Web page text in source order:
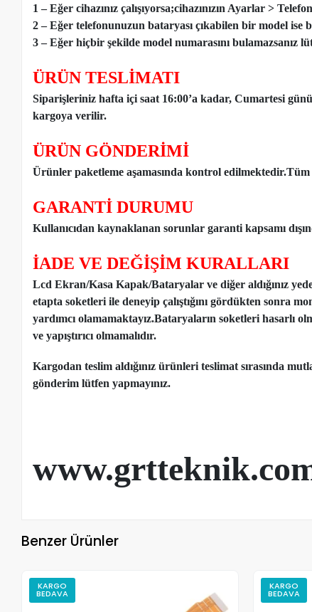
1 – Eğer cihazınız çalışıyorsa;cihazınızın Ayarlar >
2 – Eğer telefonunuzun bataryası çıkabilen bir model ise
3 – Eğer hiçbir şekilde model numarasını bulamazsanız
ÜRÜN TESLİMATI
Siparişleriniz hafta içi saat 16:00’a kadar, Cumartesi
kargoya verilir.
ÜRÜN GÖNDERİMİ
Ürünler paketleme aşamasında kontrol
GARANTİ DURUMU
Kullanıcıdan kaynaklanan sorunlar garanti kapsamı
İADE VE DEĞİŞİM KURALLARI
Lcd Ekran/Kasa Kapak/Bataryalar ve diğer aldığınız
etapta soketleri ile deneyip çalıştığını gördükten sonra
yardımcı olamamaktayız.Bataryaların soketleri hasarlı
ve yapıştırıcı olmamalıdır.
Kargodan teslim aldığınız ürünleri teslimat sırasında
gönderim lütfen yapmayınız.
Benzer Ürünler
KARGO
BEDAVA
KARGO
BEDAVA